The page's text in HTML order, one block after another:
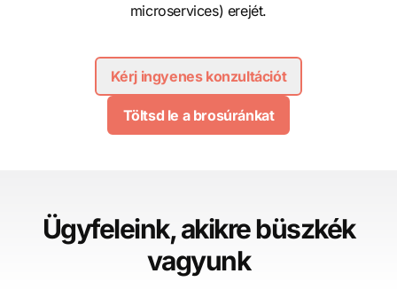
microservices) erejét.
Kérj ingyenes konzultációt
Töltsd le a brosúránkat
Ügyfeleink, akikre büszkék
vagyunk